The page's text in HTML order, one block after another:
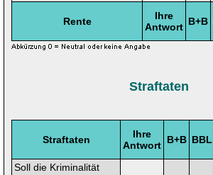
Rente
Ihre
Antwort B+B
Straftaten
Straftaten
Ihre
Antwort B+B BBL
Soll die Kriminalität